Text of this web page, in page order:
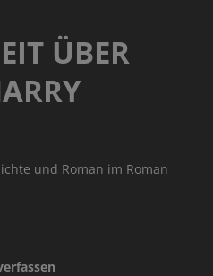
ÜBER
und Roman im Roman